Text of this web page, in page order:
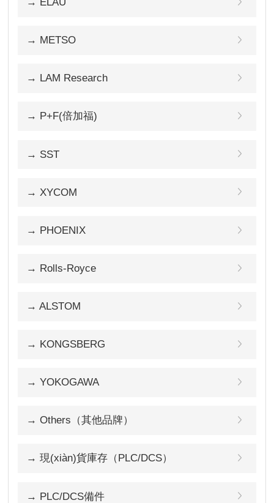
→ METSO
→ LAM Research
→ P+F(倍加福)
→ SST
→ XYCOM
→ PHOENIX
→ Rolls-Royce
→ ALSTOM
→ KONGSBERG
→ YOKOGAWA
→ Others（其他品牌）
→ 現(xiàn)貨庫存（PLC/DCS）
→ PLC/DCS備件